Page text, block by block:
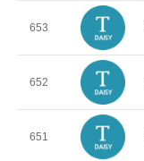
653
652
651